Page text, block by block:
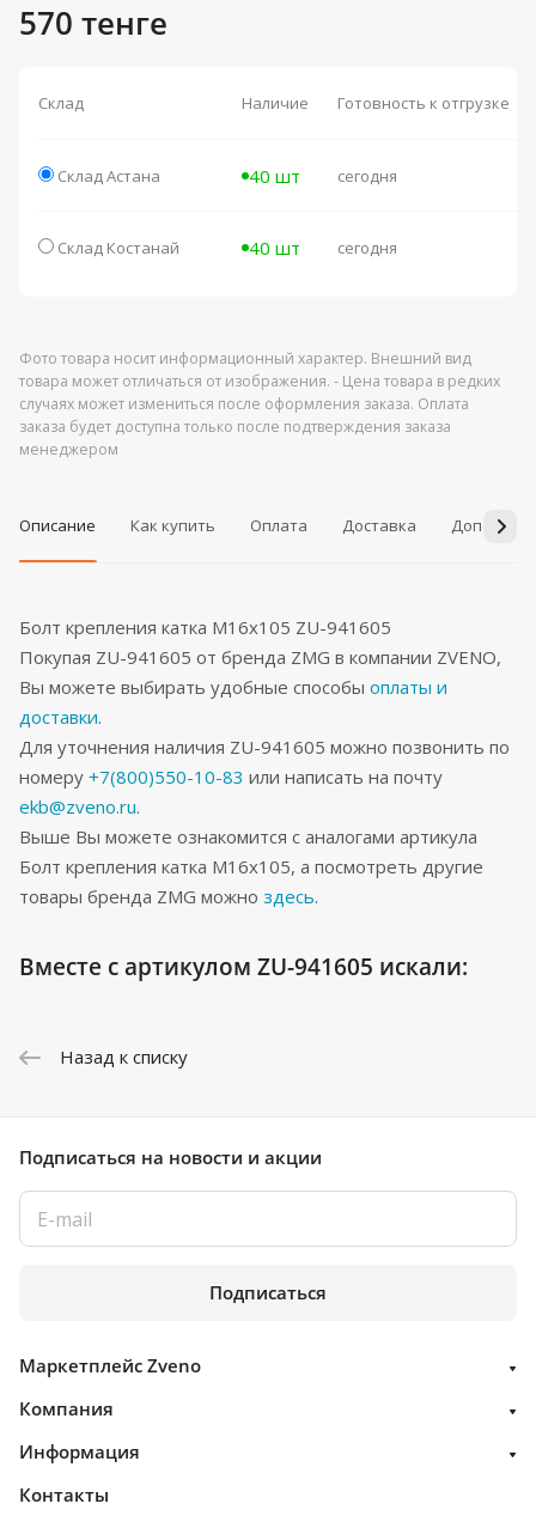
570 тенге
Склад Наличие Готовность к отгрузке
Склад Астана 40 шт сегодня
Склад Костанай 40 шт сегодня
Фото товара носит информационный характер. Внешний вид
товара может отличаться от изображения. - Цена товара в редких
случаях может измениться после оформления заказа. Оплата
заказа будет доступна только после подтверждения заказа
менеджером
Описание Как купить Оплата Доставка
Болт крепления катка M16x105 ZU-941605
Покупая ZU-941605 от бренда ZMG в компании ZVENO,
Вы можете выбирать удобные способы оплаты и
доставки.
Для уточнения наличия ZU-941605 можно позвонить по
номеру +7(800)550-10-83 или написать на почту
ekb@zveno.ru.
Выше Вы можете ознакомится с аналогами артикула
Болт крепления катка M16x105, а посмотреть другие
товары бренда ZMG можно здесь.
Вместе с артикулом ZU-941605 искали:
Назад к списку
Подписаться на новости и акции
Подписаться
Маркетплейс Zveno
Компания
Информация
Контакты